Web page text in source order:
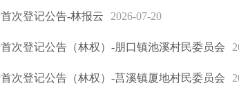
次登记公告-林报云 2026-07-20
次登记公告（林权）-朋口镇池溪村民委员会
次登记公告（林权）-莒溪镇厦地村民委员会